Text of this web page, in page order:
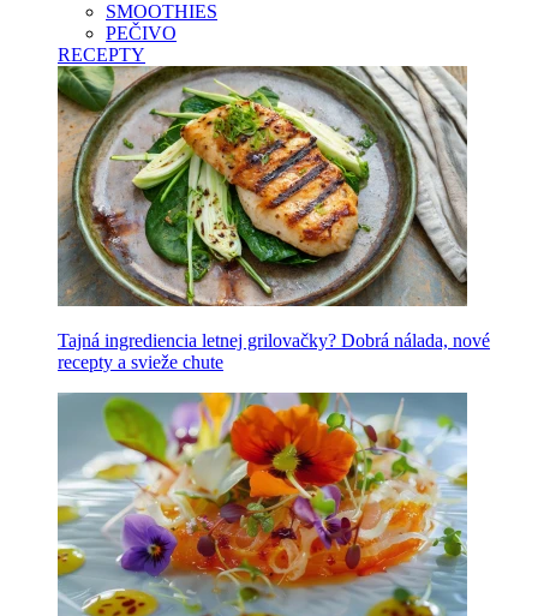
SMOOTHIES
PEČIVO
RECEPTY
Tajná ingrediencia letnej grilovačky? Dobrá nálada, nové
recepty a svieže chute